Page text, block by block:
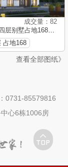
成交量：82
漂亮现代风四层别墅占地168平...
占地168
查看全部图纸》
0731-85579816
心6栋1006房